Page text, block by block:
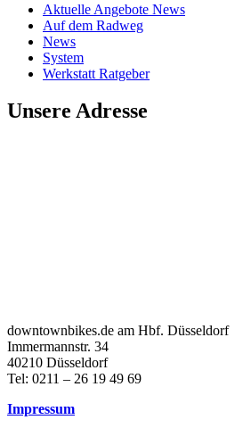
Aktuelle Angebote News
Auf dem Radweg
News
System
Werkstatt Ratgeber
Unsere Adresse
downtownbikes.de am Hbf. Düsseldorf
Immermannstr. 34
40210 Düsseldorf
Tel: 0211 – 26 19 49 69
Impressum